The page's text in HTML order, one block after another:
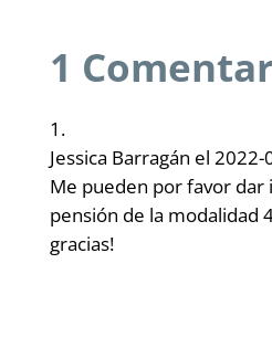
1
Jessica Barragán el 2022-
Me pueden por favor
pensión de la modalidad
gracias!